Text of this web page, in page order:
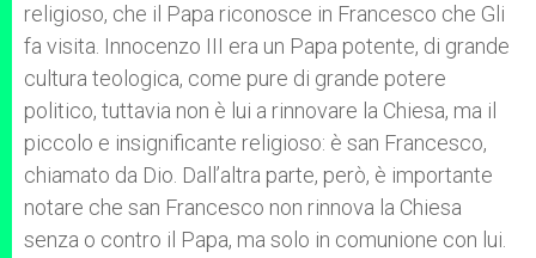
religioso, che il Papa riconosce in Francesco che Gli
fa visita. Innocenzo III era un Papa potente, di grande
cultura teologica, come pure di grande potere
politico, tuttavia non è lui a rinnovare la Chiesa, ma il
piccolo e insignificante religioso: è san Francesco,
chiamato da Dio. Dall’altra parte, però, è importante
notare che san Francesco non rinnova la Chiesa
senza o contro il Papa, ma solo in comunione con lui.